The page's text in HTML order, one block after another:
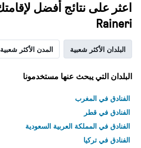
Raineri
البلدان الأكثر شعبية المدن الأكثر شعبية
البلدان التي يبحث عنها مستخدمونا
الفنادق في المغرب
الفنادق في قطر
الفنادق في المملكة العربية السعودية
الفنادق في تركيا